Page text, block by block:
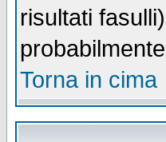
risultati
Torna in cima